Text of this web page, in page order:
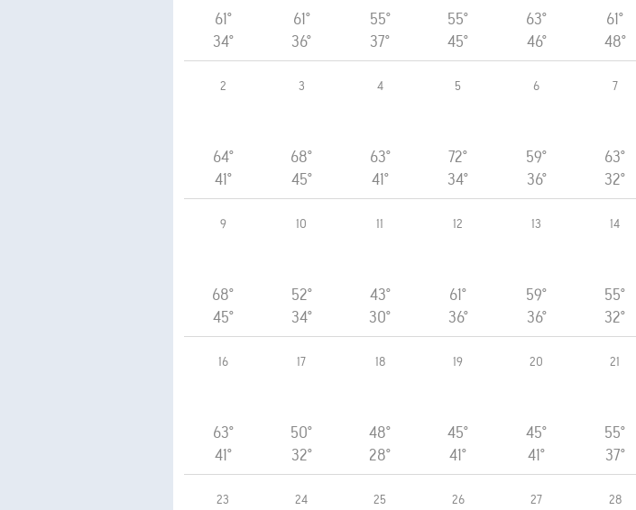
61°
34°
61°
36°
55°
37°
55°
45°
63°
46°
61°
48°
2
64°
41°
3
68°
45°
4
63°
41°
5
72°
34°
6
59°
36°
7
63°
32°
9
68°
45°
10
52°
34°
11
43°
30°
12
61°
36°
13
59°
36°
14
55°
32°
16
63°
41°
17
50°
32°
18
48°
28°
19
45°
41°
20
45°
41°
21
55°
37°
23 24 25 26 27 28